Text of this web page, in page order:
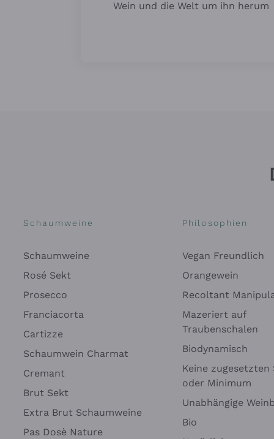
Wein und die Welt um ihn herum
Schaumweine
Schaumweine
Rosé Sekt
Prosecco
Franciacorta
Cartizze
Schaumwein Charmat
Cremant
Brut Sekt
Extra Brut Schaumweine
Pas Dosè Nature
Philosophien
Vegan Freundlich
Orangewein
Recoltant
Mazeriert auf
Traubenschalen
Biodynamisch
Keine
oder Minimum
Unabhängige
Bio